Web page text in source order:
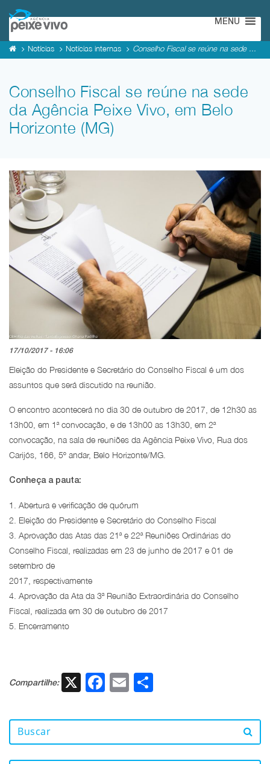
MENU
Notícias Notícias internas Conselho Fiscal se reúne na sede ...
Conselho Fiscal se reúne na sede
da Agência Peixe Vivo, em Belo
Horizonte (MG)
17/10/2017 - 16:06
Eleição do Presidente e Secretário do Conselho Fiscal é um dos
assuntos que será discutido na reunião.
O encontro acontecerá no dia 30 de outubro de 2017, de 12h30 as
13h00, em 1ª convocação, e de 13h00 as 13h30, em 2ª
convocação, na sala de reuniões da Agência Peixe Vivo, Rua dos
Carijós, 166, 5º andar, Belo Horizonte/MG.
Conheça a pauta:
1. Abertura e verificação de quórum
2. Eleição do Presidente e Secretário do Conselho Fiscal
3. Aprovação das Atas das 21ª e 22ª Reuniões Ordinárias do
Conselho Fiscal, realizadas em 23 de junho de 2017 e 01 de
setembro de
2017, respectivamente
4. Aprovação da Ata da 3ª Reunião Extraordinária do Conselho
Fiscal, realizada em 30 de outubro de 2017
5. Encerramento
Compartilhe: X Facebook
Email